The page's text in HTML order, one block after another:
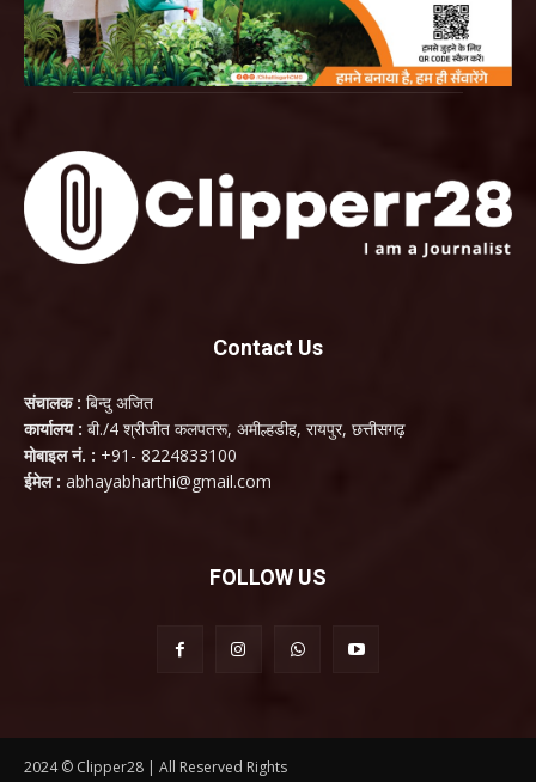
Contact Us
संचालक : बिन्दु अजित
कार्यालय : बी./4 श्रीजीत कलपतरू, अमील्हडीह, रायपुर, छत्तीसगढ़
मोबाइल नं. : +91- 8224833100
ईमेल : abhayabharthi@gmail.com
FOLLOW US
2024 © Clipper28 | All Reserved Rights